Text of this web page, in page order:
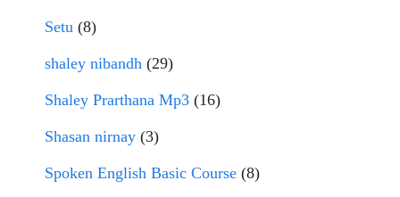
Setu (8)
shaley nibandh (29)
Shaley Prarthana Mp3 (16)
Shasan nirnay (3)
Spoken English Basic Course (8)